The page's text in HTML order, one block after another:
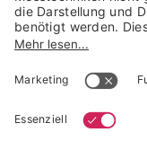
Trusted Shops
* unverbindliche